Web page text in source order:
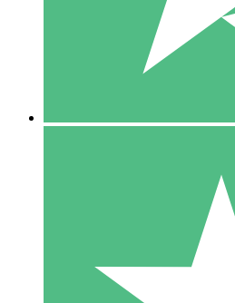
1000
10 Downloaden
20 00